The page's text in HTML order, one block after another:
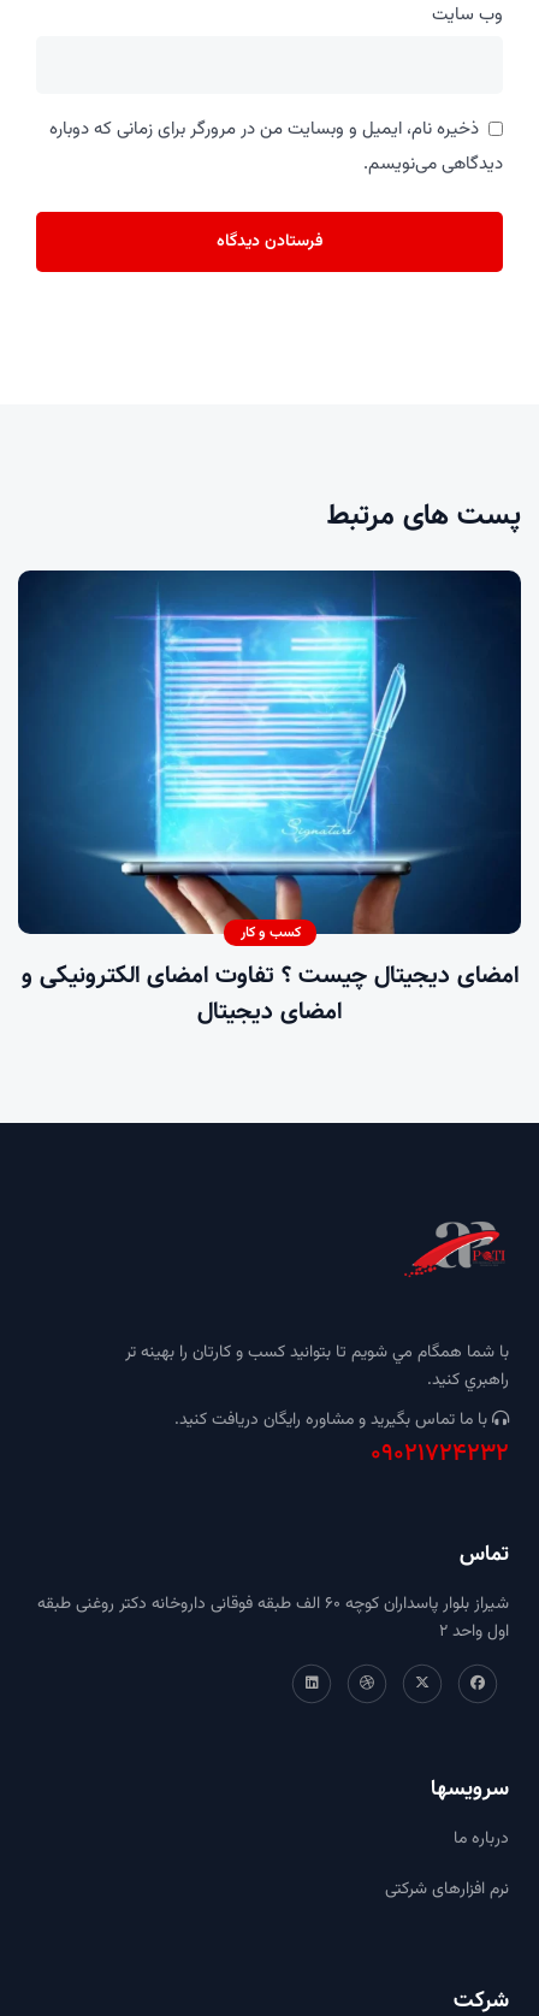
وب‌ سایت
ذخیره نام، ایمیل و وبسایت من در مرورگر برای زمانی که دوباره
دیدگاهی می‌نویسم.
پست های مرتبط
کسب و کار
امضای دیجیتال چیست ؟ تفاوت امضای الکترونیکی و
امضای دیجیتال
با شما همگام مي شويم تا بتوانيد كسب و كارتان را بهينه تر
راهبري كنيد.
با ما تماس بگيريد و مشاوره رايگان دريافت كنيد.
09021724232
تماس
شیراز بلوار پاسداران کوچه ۶۰ الف طبقه فوقانی داروخانه دکتر روغنی طبقه
اول واحد ۲
سرویسها
درباره ما
نرم افزارهای شرکتی
شرکت